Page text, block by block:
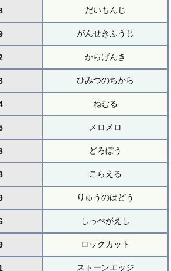
だいもんじ
がんせきふうじ
からげんき
ひみつのちから
ねむる
メロメロ
どろぼう
こらえる
りゅうのはどう
しっぺがえし
ロックカット
ストーンエッジ